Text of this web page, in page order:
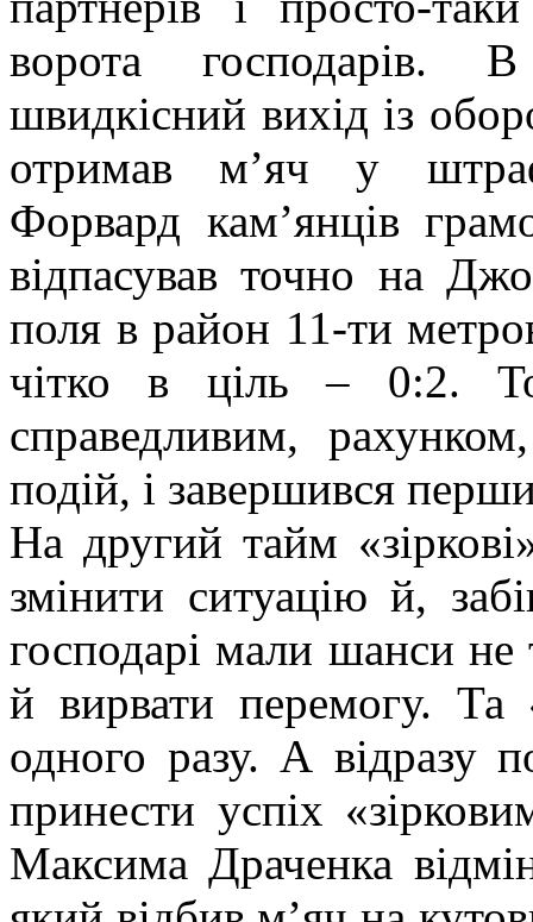
ворота господарів.
швидкісний вихід із
отримав м’яч у
Форвард кам’янців
відпасував точно на
поля в район 11-ти
чітко в ціль – 0:2.
справедливим,
подій, і завершився
На другий тайм
змінити ситуацію й,
господарі мали шанси не
й вирвати перемогу. Та
одного разу. А відразу
принести успіх
Максима Драченка